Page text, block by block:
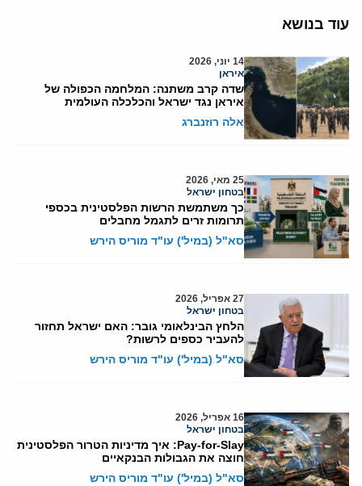
עוד בנושא
14 יוני, 2026
איראן
שדה קרב משתנה: המלחמה הכפולה של
איראן נגד ישראל והכלכלה העולמית
אלה רוזנברג
25 מאי, 2026
בטחון ישראל
כך משתמשת הרשות הפלסטינית בכספי
תרומות זרים לתגמל מחבלים
סא"ל (במיל') עו"ד מוריס הירש
27 אפריל, 2026
בטחון ישראל
הלחץ הבינלאומי גובר: האם ישראל תחזור
להעביר כספים לרשות?
סא"ל (במיל') עו"ד מוריס הירש
16 אפריל, 2026
בטחון ישראל
Pay-for-Slay: איך מדיניות הטרור הפלסטינית
חוצה את הגבולות הבנקאיים
סא"ל (במיל') עו"ד מוריס הירש